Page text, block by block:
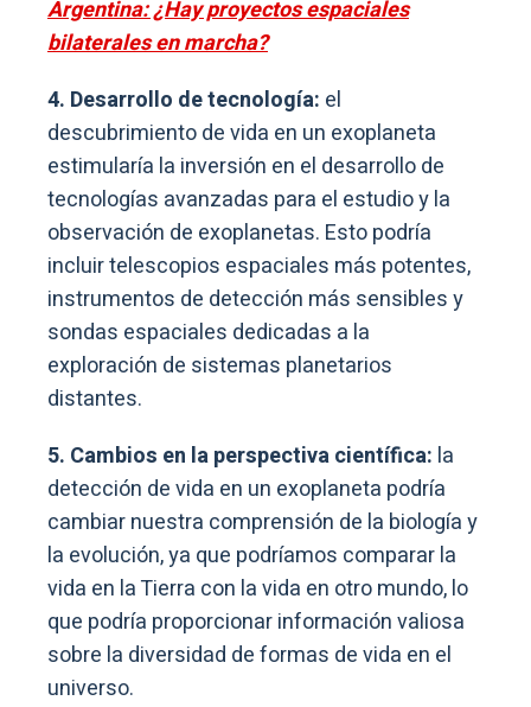
Argentina: ¿Hay proyectos espaciales
bilaterales en marcha?
4. Desarrollo de tecnología: el
descubrimiento de vida en un exoplaneta
estimularía la inversión en el desarrollo de
tecnologías avanzadas para el estudio y la
observación de exoplanetas. Esto podría
incluir telescopios espaciales más potentes,
instrumentos de detección más sensibles y
sondas espaciales dedicadas a la
exploración de sistemas planetarios
distantes.
5. Cambios en la perspectiva científica: la
detección de vida en un exoplaneta podría
cambiar nuestra comprensión de la biología y
la evolución, ya que podríamos comparar la
vida en la Tierra con la vida en otro mundo, lo
que podría proporcionar información valiosa
sobre la diversidad de formas de vida en el
universo.